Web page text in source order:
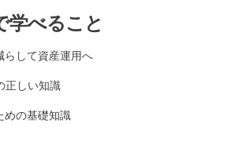
学べること
らして資産運用へ
正しい知識
めの基礎知識